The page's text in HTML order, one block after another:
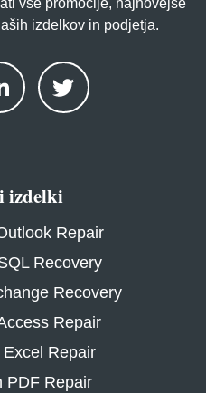
izdelkov in podjetja.
izdelki
Repair
Recovery
Recovery
Repair
Repair
PDF Repair